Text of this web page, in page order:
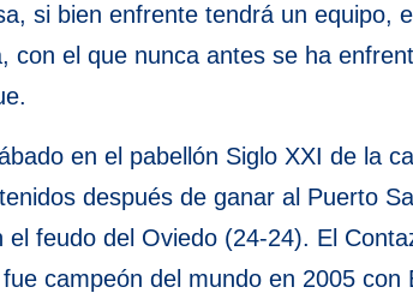
si bien enfrente tendrá un equipo,
con el que nunca antes se ha
en el pabellón Siglo XXI de la
después de ganar al Puerto
feudo del Oviedo (24-24). El
campeón del mundo en 2005